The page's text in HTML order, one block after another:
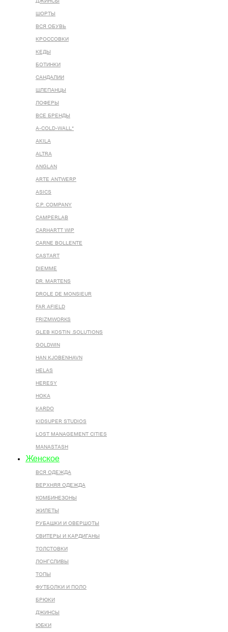
ШОРТЫ
ВСЯ ОБУВЬ
КРОССОВКИ
КЕДЫ
БОТИНКИ
САНДАЛИИ
ШЛЕПАНЦЫ
ЛОФЕРЫ
ВСЕ БРЕНДЫ
A-COLD-WALL*
AKILA
ALTRA
ANGLAN
ARTE ANTWERP
ASICS
C.P. COMPANY
CAMPERLAB
CARHARTT WIP
CARNE BOLLENTE
CASTART
DIEMME
DR. MARTENS
DROLE DE MONSIEUR
FAR AFIELD
FRIZMWORKS
GLEB KOSTIN .SOLUTIONS
GOLDWIN
HAN KJOBENHAVN
HELAS
HERESY
HOKA
KARDO
KIDSUPER STUDIOS
LOST MANAGEMENT CITIES
MANASTASH
Женское
ВСЯ ОДЕЖДА
ВЕРХНЯЯ ОДЕЖДА
КОМБИНЕЗОНЫ
ЖИЛЕТЫ
РУБАШКИ И ОВЕРШОТЫ
СВИТЕРЫ И КАРДИГАНЫ
ТОЛСТОВКИ
ЛОНГСЛИВЫ
ТОПЫ
ФУТБОЛКИ И ПОЛО
БРЮКИ
ДЖИНСЫ
ЮБКИ